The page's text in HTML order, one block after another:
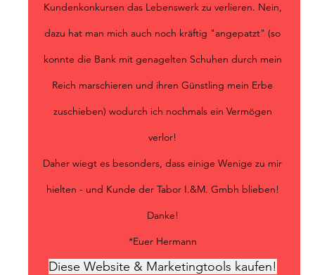
Kundenkonkursen das Lebenswerk zu verlieren. Nein,
dazu hat man mich auch noch kräftig "angepatzt" (so
konnte die Bank mit genagelten Schuhen durch mein
Reich marschieren und ihren Günstling mein Erbe
zuschieben) wodurch ich nochmals ein Vermögen
verlor!
Daher wiegt es besonders, dass einige Wenige zu mir
hielten - und Kunde der Tabor I.&M. Gmbh blieben!
Danke!
*Euer Hermann
Diese Website & Marketingtools kaufen!